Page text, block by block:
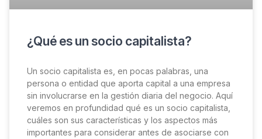
¿Qué es un socio capitalista?
Un socio capitalista es, en pocas palabras, una
persona o entidad que aporta capital a una empresa
sin involucrarse en la gestión diaria del negocio. Aquí
veremos en profundidad qué es un socio capitalista,
cuáles son sus características y los aspectos más
importantes para considerar antes de asociarse con